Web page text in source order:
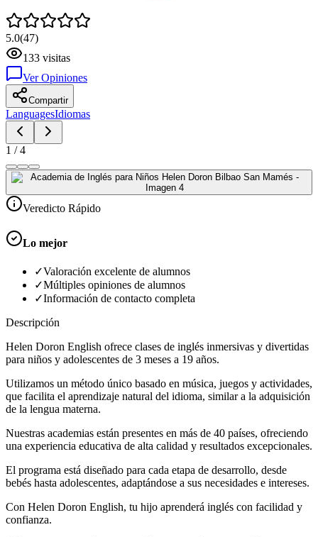
5.0(47)
133 visitas
Ver Opiniones
Compartir
LanguagesIdiomas
1 /4
Veredicto Rápido
Lo mejor
✓Valoración excelente de alumnos
✓Múltiples opiniones de alumnos
✓Información de contacto completa
Descripción
Helen Doron English ofrece clases de inglés inmersivas y divertidas
para niños y adolescentes de 3 meses a 19 años.
Utilizamos un método único basado en música, juegos y actividades,
que facilita el aprendizaje natural del idioma, similar a la adquisición
de la lengua materna.
Nuestras academias están presentes en más de 40 países, ofreciendo
una experiencia educativa de alta calidad y resultados excepcionales.
El programa está diseñado para cada etapa de desarrollo, desde
bebés hasta adolescentes, adaptándose a sus necesidades e intereses.
Con Helen Doron English, tu hijo aprenderá inglés con facilidad y
confianza.